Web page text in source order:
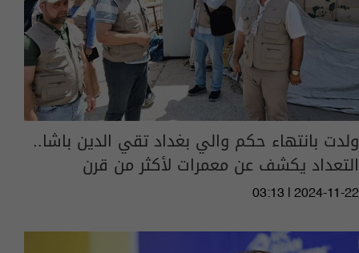
ولدت بانتهاء حكم والي بغداد تقي الدين باشا..
التعداد يكشف عن معمرات لأكثر من قرن
03:13 | 2024-11-22